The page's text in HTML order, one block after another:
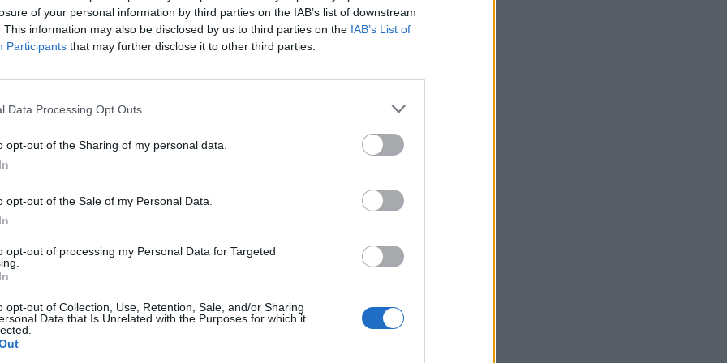
of your personal information by third parties on the IAB’s list of downstream
This information may also be disclosed by us to third parties on the IAB’s List of
Participants that may further disclose it to other third parties.
Data Processing Opt Outs
opt-out of the Sharing of my personal data.
opt-out of the Sale of my Personal Data.
opt-out of processing my Personal Data for Targeted
opt-out of Collection, Use, Retention, Sale, and/or Sharing
Data that Is Unrelated with the Purposes for which it
irányba fogja terelni.
Forum 2026A hazai ingatlanpiac legnagyobb üzleti és networking találkozója! Idén
és jelentkezésBudapesten jelenleg a legolcsóbb új építésű ingatlanokat a
mérték, ahol az átlagos négyzetméterár...
portfolio.hu hírarchívumához tartozik, melynek olvasása előfizetéses
tartalmazza:
cikkarchívum
elmúlt 2 év napon belüli
Előfizetés